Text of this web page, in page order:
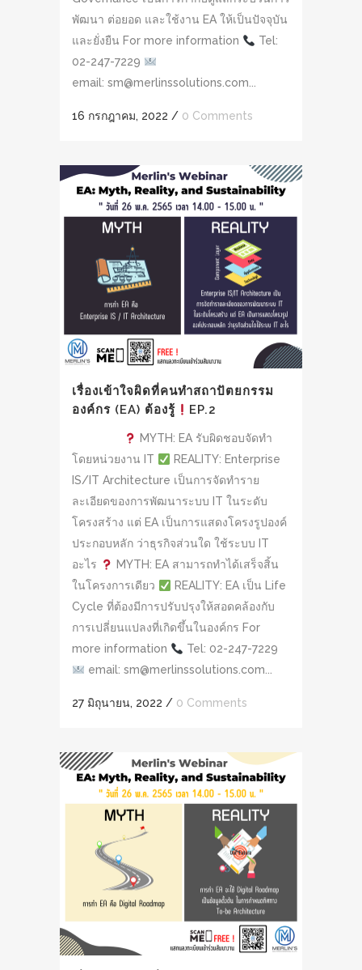
พัฒนา ต่อยอด และใช้งาน EA ให้เป็นปัจจุบัน
และยั่งยืน For more information
Tel:
02-247-7229
email: sm@merlinssolutions.com...
16 กรกฎาคม, 2022 / 0 Comments
เรื่องเข้าใจผิดที่คนทำสถาปัตยกรรม
องค์กร (EA) ต้องรู้
EP.2
MYTH: EA รับผิดชอบจัดทำ
โดยหน่วยงาน IT
REALITY: Enterprise
IS/IT Architecture เป็นการจัดทำราย
ละเอียดของการพัฒนาระบบ IT ในระดับ
โครงสร้าง แต่ EA เป็นการแสดงโครงรูปองค์
ประกอบหลัก ว่าธุรกิจส่วนใด ใช้ระบบ IT
อะไร
MYTH: EA สามารถทำได้เสร็จสิ้น
ในโครงการเดียว
REALITY: EA เป็น Life
Cycle ที่ต้องมีการปรับปรุงให้สอดคล้องกับ
การเปลี่ยนแปลงที่เกิดขึ้นในองค์กร For
more information
Tel: 02-247-7229
email: sm@merlinssolutions.com...
27 มิถุนายน, 2022 / 0 Comments